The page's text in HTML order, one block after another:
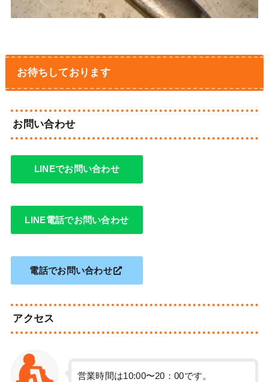
お待ちしております
お問い合わせ
LINEでお問い合わせ
LINE電話でお問い合わせ
電話でお問い合わせ
アクセス
営業時間は10:00〜20：00です。